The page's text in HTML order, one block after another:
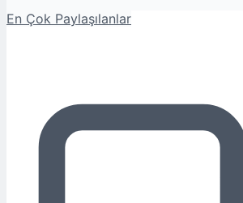
En Çok Paylaşılanlar